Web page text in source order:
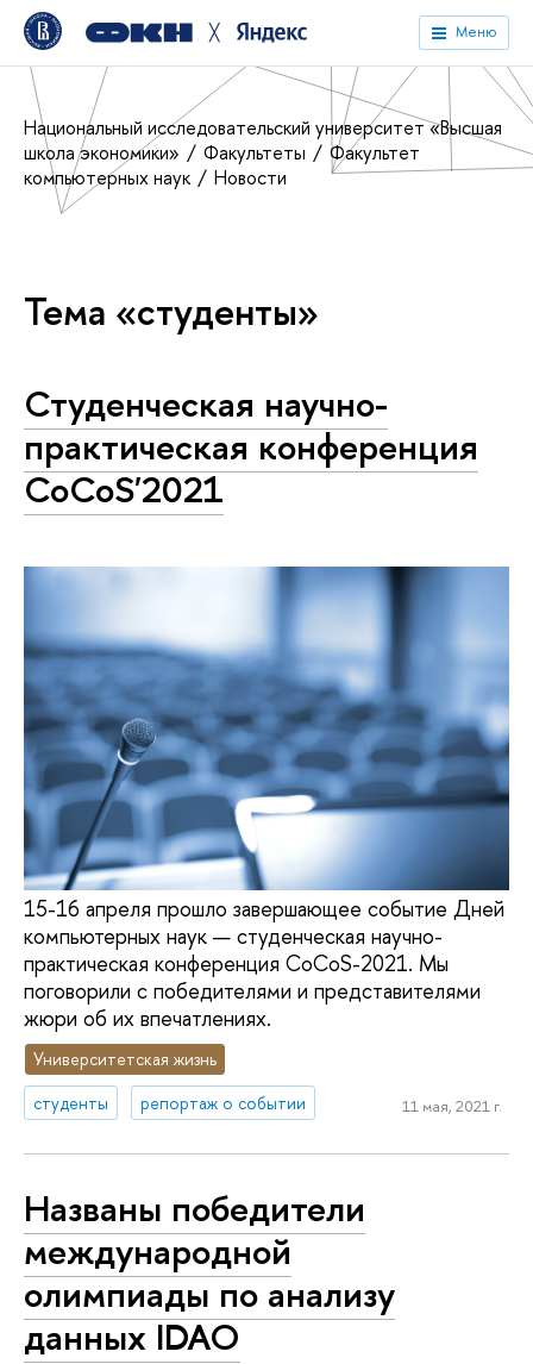
╳ Меню
Национальный исследовательский университет «Высшая
школа экономики»
Факультеты
Факультет
компьютерных наук
Новости
Тема «студенты»
Студенческая научно-
практическая конференция
CoCoS'2021
15-16 апреля прошло завершающее событие Дней
компьютерных наук — студенческая научно-
практическая конференция CoCoS-2021. Мы
поговорили с победителями и представителями
жюри об их впечатлениях.
Университетская жизнь
студенты
репортаж о событии 11 мая, 2021 г.
Названы победители
международной
олимпиады по анализу
данных IDAO